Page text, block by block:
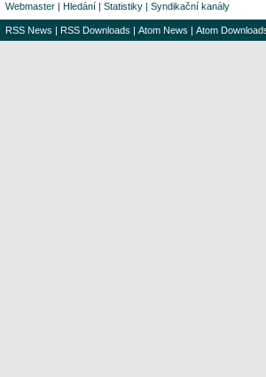
Webmaster | Hledání | Statistiky | Syndikační kanály
RSS News | RSS Downloads | Atom News | Atom